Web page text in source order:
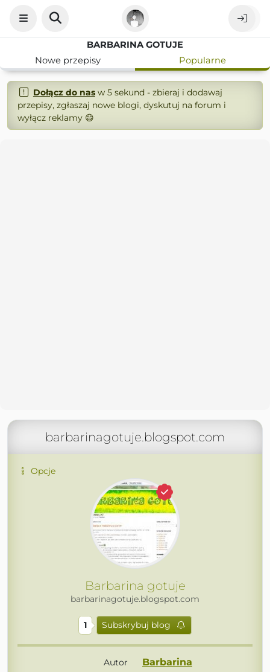
BARBARINA GOTUJE
Nowe przepisy
Popularne
Dołącz do nasw 5 sekund - zbieraj i dodawaj
przepisy, zgłaszaj nowe blogi, dyskutuj na forum i
wyłącz reklamy 😄
barbarinagotuje.blogspot.com
Opcje
Barbarina gotuje
barbarinagotuje.blogspot.com
1 Subskrybuj blog
Autor Barbarina